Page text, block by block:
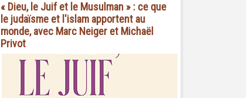
« Dieu, le Juif et le Musulman » : ce que
le judaïsme et l'islam apportent au
monde, avec Marc Neiger et Michaël
Privot